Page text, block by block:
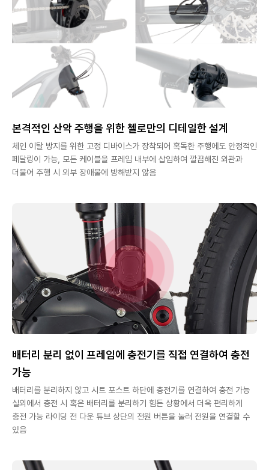
본격적인 산악 주행을 위한 첼로만의 디테일한 설계
체인 이탈 방지를 위한 고정 디바이스가 장착되어 혹독한 주행에도 안정적인
페달링이 가능, 모든 케이블을 프레임 내부에 삽입하여 깔끔해진 외관과
더불어 주행 시 외부 장애물에 방해받지 않음
배터리 분리 없이 프레임에 충전기를 직접 연결하여 충전
가능
배터리를 분리하지 않고 시트 포스트 하단에 충전기를 연결하여 충전 가능
실외에서 충전 시 혹은 배터리를 분리하기 힘든 상황에서 더욱 편리하게
충전 가능 라이딩 전 다운 튜브 상단의 전원 버튼을 눌러 전원을 연결할 수
있음